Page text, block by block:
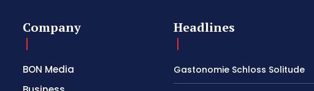
Company
BON Media
Headlines
Gastonomie Schloss Solitude